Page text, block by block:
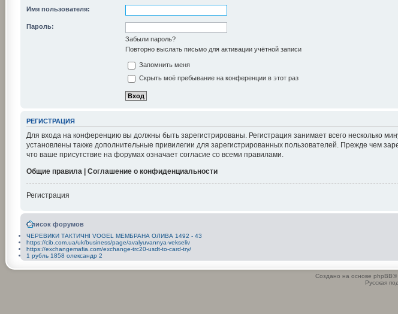
Имя пользователя:
Пароль:
Забыли пароль?
Повторно выслать письмо для активации учётной записи
Запомнить меня
Скрыть моё пребывание на конференции в этот раз
РЕГИСТРАЦИЯ
Для входа на конференцию вы должны быть зарегистрированы. Регистрация занимает всего несколько
установлены также дополнительные привилегии для зарегистрированных пользователей. Прежде чем
что ваше присутствие на форумах означает согласие со всеми правилами.
Общие правила | Соглашение о конфиденциальности
Регистрация
Список форумов
ЧЕРЕВИКИ ТАКТИЧНІ VOGEL МЕМБРАНА ОЛИВА 1492 - 43
https://cib.com.ua/uk/business/page/avalyuvannya-vekseliv
https://exchangemafia.com/exchange-trc20-usdt-to-card-try/
1 рубль 1858 олександр 2
Создано на основе
Русская